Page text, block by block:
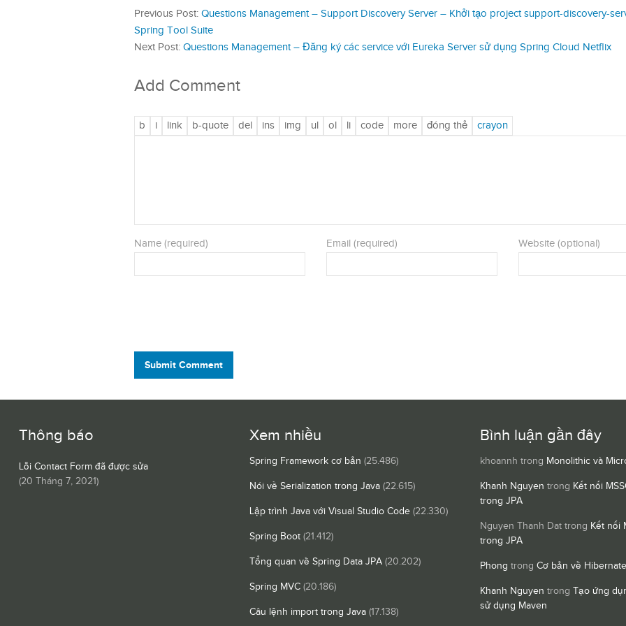
Previous Post: Questions Management – Support Discovery Server – Khởi tạo project support-discovery-
Spring Tool Suite
Next Post: Questions Management – Đăng ký các service với Eureka Server sử dụng Spring Cloud Netflix
Add Comment
Name (required) Email (required) Website (optional)
Submit Comment
Thông báo
Lỗi Contact Form đã được sửa
(20 Tháng 7, 2021)
Xem nhiều
Spring Framework cơ bản (25.486)
Nói về Serialization trong Java (22.615)
Lập trình Java với Visual Studio Code (22.330)
Spring Boot (21.412)
Tổng quan về Spring Data JPA (20.202)
Spring MVC (20.186)
Câu lệnh import trong Java (17.138)
Bình luận gần đây
khoannh trong Monolithic và
Khanh Nguyen trong Kết nối
trong JPA
Nguyen Thanh Dat trong Kết nối
trong JPA
Phong trong Cơ bản về Hibernate
Khanh Nguyen trong Tạo ứng
sử dụng Maven